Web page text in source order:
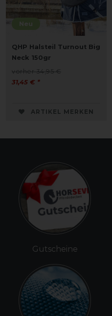
Neu
QHP Halsteil Turnout Big
Neck 150gr
vorher 34,95 €
31,45 € *
ARTIKEL MERKEN
Gutscheine